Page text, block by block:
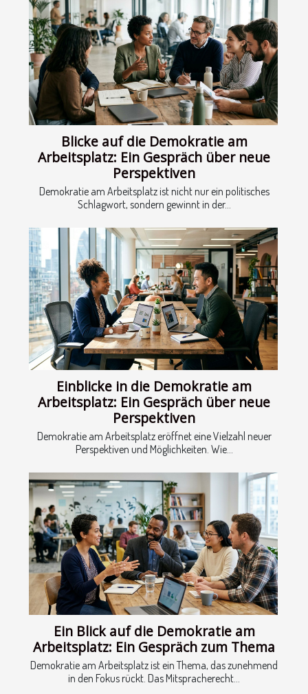
Blicke auf die Demokratie am
Arbeitsplatz: Ein Gespräch über neue
Perspektiven
Demokratie am Arbeitsplatz ist nicht nur ein politisches
Schlagwort, sondern gewinnt in der...
Einblicke in die Demokratie am
Arbeitsplatz: Ein Gespräch über neue
Perspektiven
Demokratie am Arbeitsplatz eröffnet eine Vielzahl neuer
Perspektiven und Möglichkeiten. Wie...
Ein Blick auf die Demokratie am
Arbeitsplatz: Ein Gespräch zum Thema
Demokratie am Arbeitsplatz ist ein Thema, das zunehmend
in den Fokus rückt. Das Mitspracherecht...